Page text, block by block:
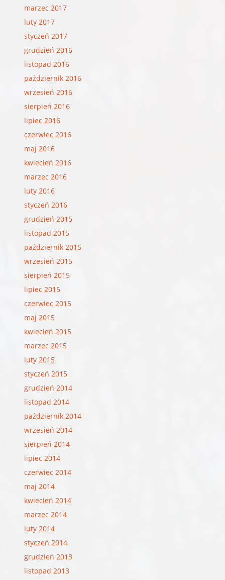
marzec 2017
luty 2017
styczeń 2017
grudzień 2016
listopad 2016
październik 2016
wrzesień 2016
sierpień 2016
lipiec 2016
czerwiec 2016
maj 2016
kwiecień 2016
marzec 2016
luty 2016
styczeń 2016
grudzień 2015
listopad 2015
październik 2015
wrzesień 2015
sierpień 2015
lipiec 2015
czerwiec 2015
maj 2015
kwiecień 2015
marzec 2015
luty 2015
styczeń 2015
grudzień 2014
listopad 2014
październik 2014
wrzesień 2014
sierpień 2014
lipiec 2014
czerwiec 2014
maj 2014
kwiecień 2014
marzec 2014
luty 2014
styczeń 2014
grudzień 2013
listopad 2013